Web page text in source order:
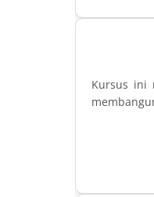
Kursus ini